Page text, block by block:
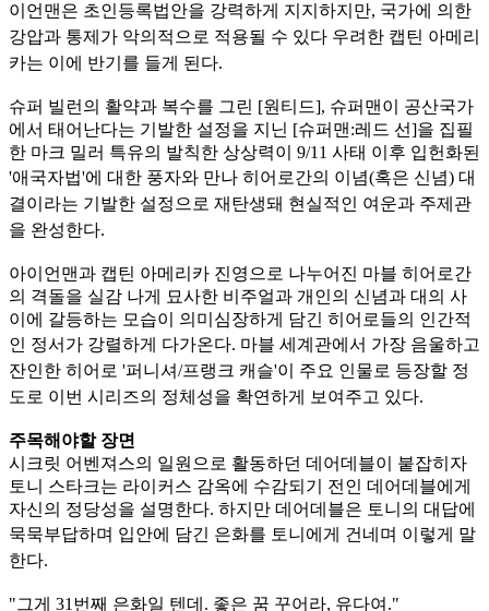
이언맨은 초인등록법안을 강력하게 지지하지만, 국가에 의한
강압과 통제가 악의적으로 적용될 수 있다 우려한 캡틴 아메리
카는 이에 반기를 들게 된다.
슈퍼 빌런의 활약과 복수를 그린 [원티드], 슈퍼맨이 공산국가
에서 태어난다는 기발한 설정을 지닌 [슈퍼맨:레드 선]을 집필
한 마크 밀러 특유의 발칙한 상상력이 9/11 사태 이후 입헌화된
'애국자법'에 대한 풍자와 만나 히어로간의 이념(혹은 신념) 대
결이라는 기발한 설정으로 재탄생돼 현실적인 여운과 주제관
을 완성한다.
아이언맨과 캡틴 아메리카 진영으로 나누어진 마블 히어로간
의 격돌을 실감 나게 묘사한 비주얼과 개인의 신념과 대의 사
이에 갈등하는 모습이 의미심장하게 담긴 히어로들의 인간적
인 정서가 강렬하게 다가온다. 마블 세계관에서 가장 음울하고
잔인한 히어로 '퍼니셔/프랭크 캐슬'이 주요 인물로 등장할 정
도로 이번 시리즈의 정체성을 확연하게 보여주고 있다.
주목해야할 장면
시크릿 어벤져스의 일원으로 활동하던 데어데블이 붙잡히자
토니 스타크는 라이커스 감옥에 수감되기 전인 데어데블에게
자신의 정당성을 설명한다. 하지만 데어데블은 토니의 대답에
묵묵부답하며 입안에 담긴 은화를 토니에게 건네며 이렇게 말
한다.
"그게 31번째 은화일 텐데. 좋은 꿈 꾸어라, 유다여."